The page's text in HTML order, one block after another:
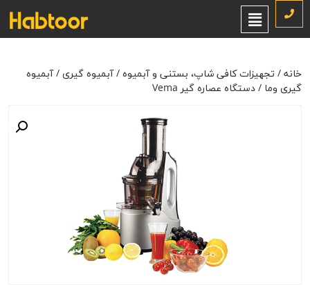
خانه/ تجهیزات کافی شاپ، بستنی و آبمیوه
/ دستگاه عصاره گیر Vema
خانه / تجهیزات کافی شاپ، بستنی و آبمیوه /آبمیوه گیری /آبمیوه
گیری وما / دستگاه عصاره گیر Vema